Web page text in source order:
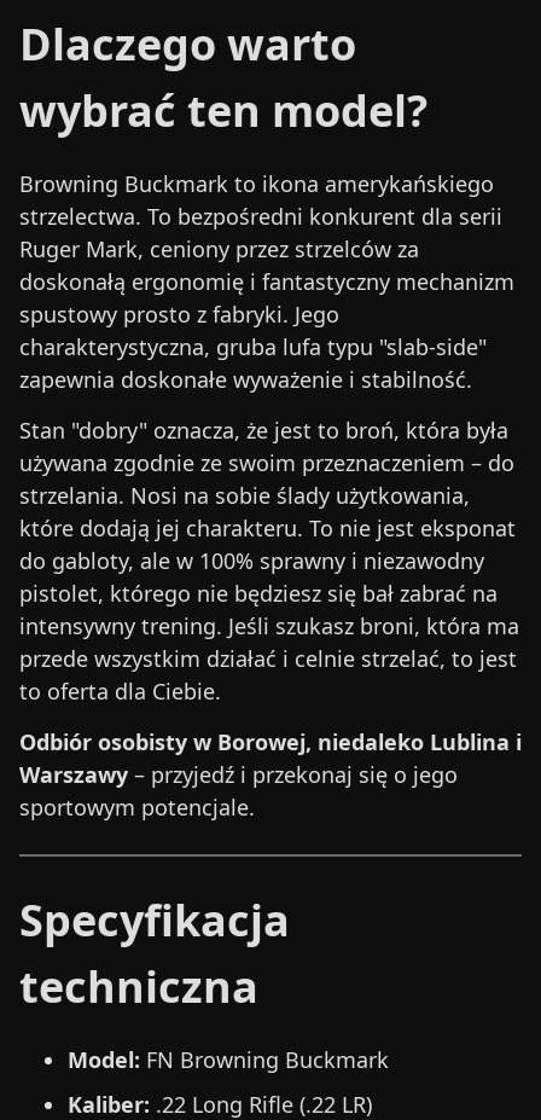
Dlaczego warto
wybrać ten model?
Browning Buckmark to ikona amerykańskiego
strzelectwa. To bezpośredni konkurent dla serii
Ruger Mark, ceniony przez strzelców za
doskonałą ergonomię i fantastyczny mechanizm
spustowy prosto z fabryki. Jego
charakterystyczna, gruba lufa typu "slab-side"
zapewnia doskonałe wyważenie i stabilność.
Stan "dobry" oznacza, że jest to broń, która była
używana zgodnie ze swoim przeznaczeniem – do
strzelania. Nosi na sobie ślady użytkowania,
które dodają jej charakteru. To nie jest eksponat
do gabloty, ale w 100% sprawny i niezawodny
pistolet, którego nie będziesz się bał zabrać na
intensywny trening. Jeśli szukasz broni, która ma
przede wszystkim działać i celnie strzelać, to jest
to oferta dla Ciebie.
Odbiór osobisty w Borowej, niedaleko Lublina i
Warszawy – przyjedź i przekonaj się o jego
sportowym potencjale.
Specyfikacja
techniczna
Model: FN Browning Buckmark
Kaliber: .22 Long Rifle (.22 LR)